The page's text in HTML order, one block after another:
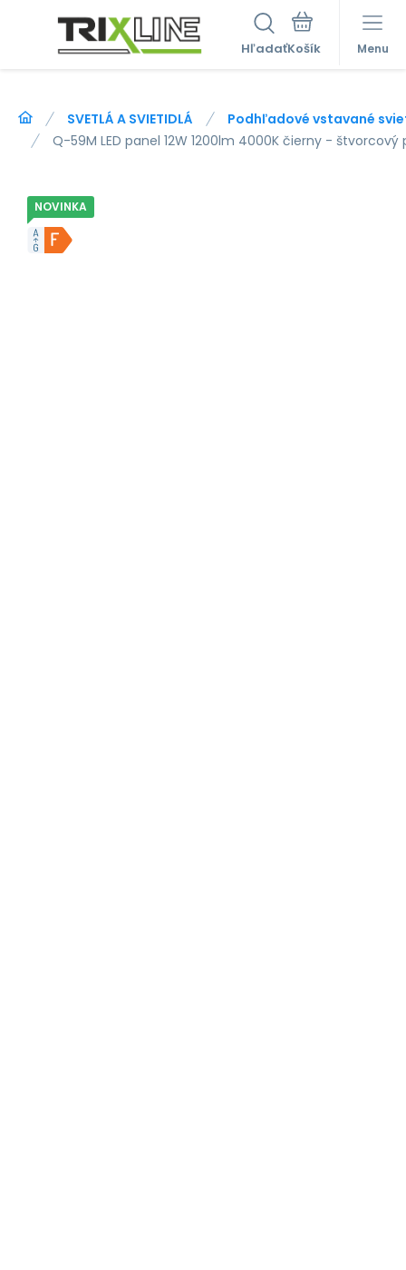
Hľadať Menu
SVETLÁ A SVIETIDLÁ
Podhľadové vstavané
Q-59M LED panel 12W 1200lm 4000K čierny -
NOVINKA